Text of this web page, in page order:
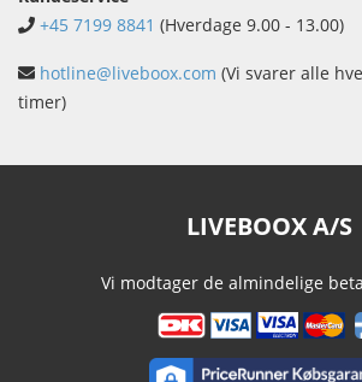
+45 7199 8841 (Hverdage 9.00 - 13.00)
hotline@liveboox.com (Vi svarer alle
timer)
LIVEBOOX A/S
Vi modtager de almindelige